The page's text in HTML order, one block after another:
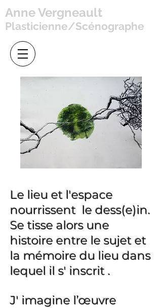
Anne Vergneault
Plasticienne/Scénographe
Le lieu et l'espace
nourrissent le dess(e)in.
Se tisse alors une
histoire entre le sujet et
la mémoire du lieu dans
lequel il s' inscrit .
J' imagine l’œuvre